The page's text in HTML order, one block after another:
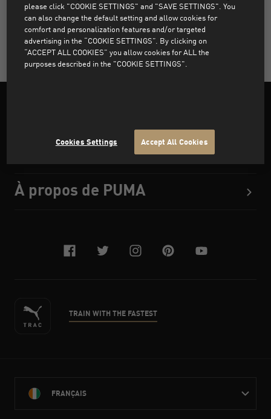
SUPPRIMER TOUS LES FILTRES
Besoin d'aide ?
À propos de PUMA
facebook
twitterinstagram
pinterest
youtube
TRAIN WITH THE FASTEST
FRANÇAIS
please click "COOKIE SETTINGS" and "SAVE SETTINGS". You
can also change the default setting and allow cookies for
comfort and personalization features and/or targeted
advertising in the “COOKIE SETTINGS”. By clicking on
“ACCEPT ALL COOKIES” you allow cookies for ALL the
purposes described in the "COOKIE SETTINGS".
Cookies Settings Accept All Cookies